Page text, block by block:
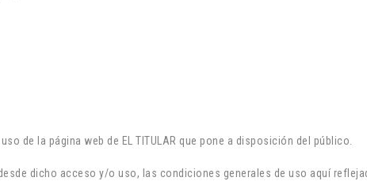
de la página web de EL TITULAR que pone a disposición del público.
dicho acceso y/o uso, las condiciones generales de uso aquí